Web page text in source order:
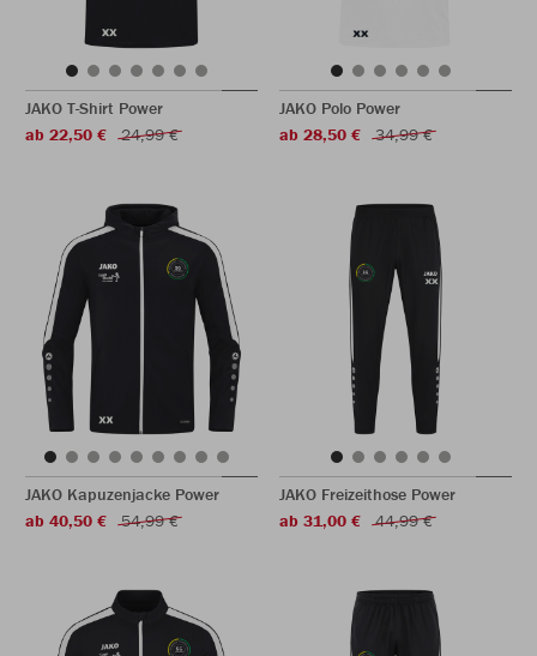
JAKO T-Shirt Power
ab 22,50 €
24,99 €
JAKO Polo Power
ab 28,50 €
34,99 €
JAKO Kapuzenjacke Power
ab 40,50 €
54,99 €
JAKO Freizeithose Power
ab 31,00 €
44,99 €